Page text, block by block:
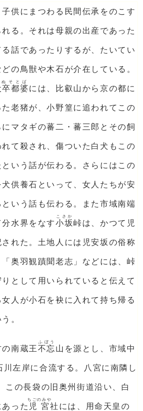
供にまつわる民間伝承をのこす
る。それは母親の出産であった
話であったりするが、たいてい
の鳥獣や木石が介在している。
卒都婆
ぬそとば
には、比叡山から京の都に
老猪が、小野篁に追われてこの
マタギの蕃二・蕃三郎とその飼
て殺され、傷ついた白犬もこの
いう話が伝わる。さらにはこの
供養石といって、女人たちが安
いう話も伝わる。また市域南端
水界をなす小坂
こさか
峠は、かつて児
れた。土地人には児安坂の俗称
奥羽観蹟聞老志」などには、峠
として用いられていると伝えて
人が小石を袂に入れて持ち帰る
。
南蔵王不忘
ふぼう
山を源とし、市域中
川左岸に合流する。八宮に南隣し
この長袋の旧奥州街道沿い、白
った 児宮
ちごのみや
社には、用命天皇の